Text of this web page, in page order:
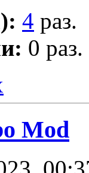
4 раз.
0 раз.
Mod